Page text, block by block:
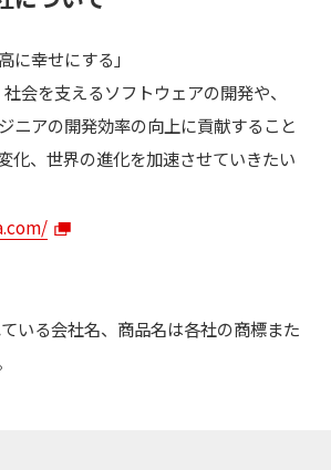
に幸せにする」
会を支えるソフトウェアの開発や、
ニアの開発効率の向上に貢献すること
化、世界の進化を加速させていきたい
いる会社名、商品名は各社の商標また